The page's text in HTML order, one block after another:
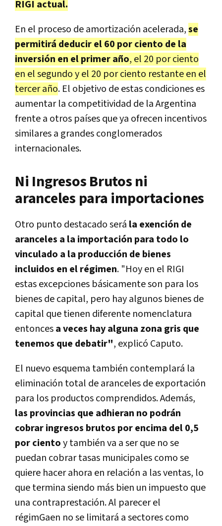
RIGI actual.
En el proceso de amortización acelerada,se
permitirá deducir el 60 por ciento de la
inversión en el primer año, el 20 por ciento
en el segundo y el 20 por ciento restante en el
tercer año. El objetivo de estas condiciones es
aumentar la competitividad de la Argentina
frente a otros países que ya ofrecen incentivos
similares a grandes conglomerados
internacionales.
Ni Ingresos Brutos ni
aranceles para importaciones
Otro punto destacado será la exención de
aranceles a la importación para todo lo
vinculado a la producción de bienes
incluidos en el régimen. "Hoy en el RIGI
estas excepciones básicamente son para los
bienes de capital, pero hay algunos bienes de
capital que tienen diferente nomenclatura
entoncesa veces hay alguna zona gris que
tenemos que debatir", explicó Caputo.
El nuevo esquema también contemplará la
eliminación total de aranceles de exportación
para los productos comprendidos. Además,
las provincias que adhieran no podrán
cobrar ingresos brutos por encima del 0,5
por cientoy también va a ser que no se
puedan cobrar tasas municipales como se
quiere hacer ahora en relación a las ventas, lo
que termina siendo más bien un impuesto que
una contraprestación. Al parecer el
régimGaen no se limitará a sectores como